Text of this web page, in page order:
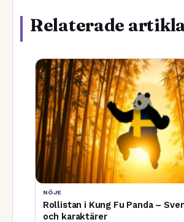
Relaterade
NÖJE
Rollistan i Kung Fu Panda –
och karaktärer